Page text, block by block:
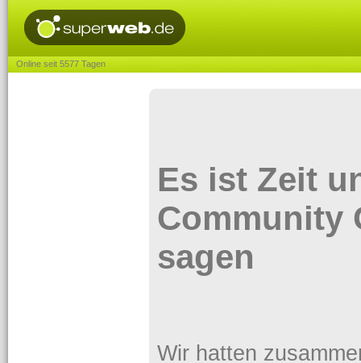
Online seit 5577 Tagen
Es ist Zeit
Community
sagen
Wir hatten